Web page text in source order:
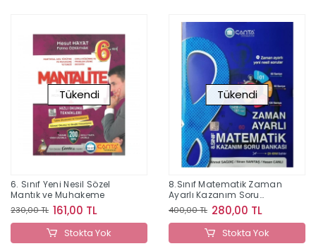
Tükendi
6. Sınıf Yeni Nesil Sözel
Mantık ve Muhakeme
230,00 TL 161,00 TL
Stokta Yok
Tükendi
8.Sınıf Matematik Zaman
Ayarlı Kazanım Soru
Bankası
400,00 TL 280,00 TL
Stokta Yok